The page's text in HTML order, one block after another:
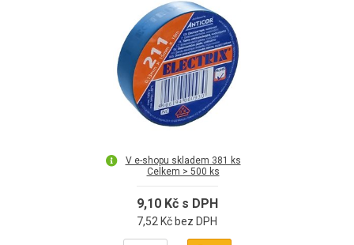
V e-shopu skladem 381 ks
Celkem > 500 ks
9,10 Kč s DPH
7,52 Kč bez DPH